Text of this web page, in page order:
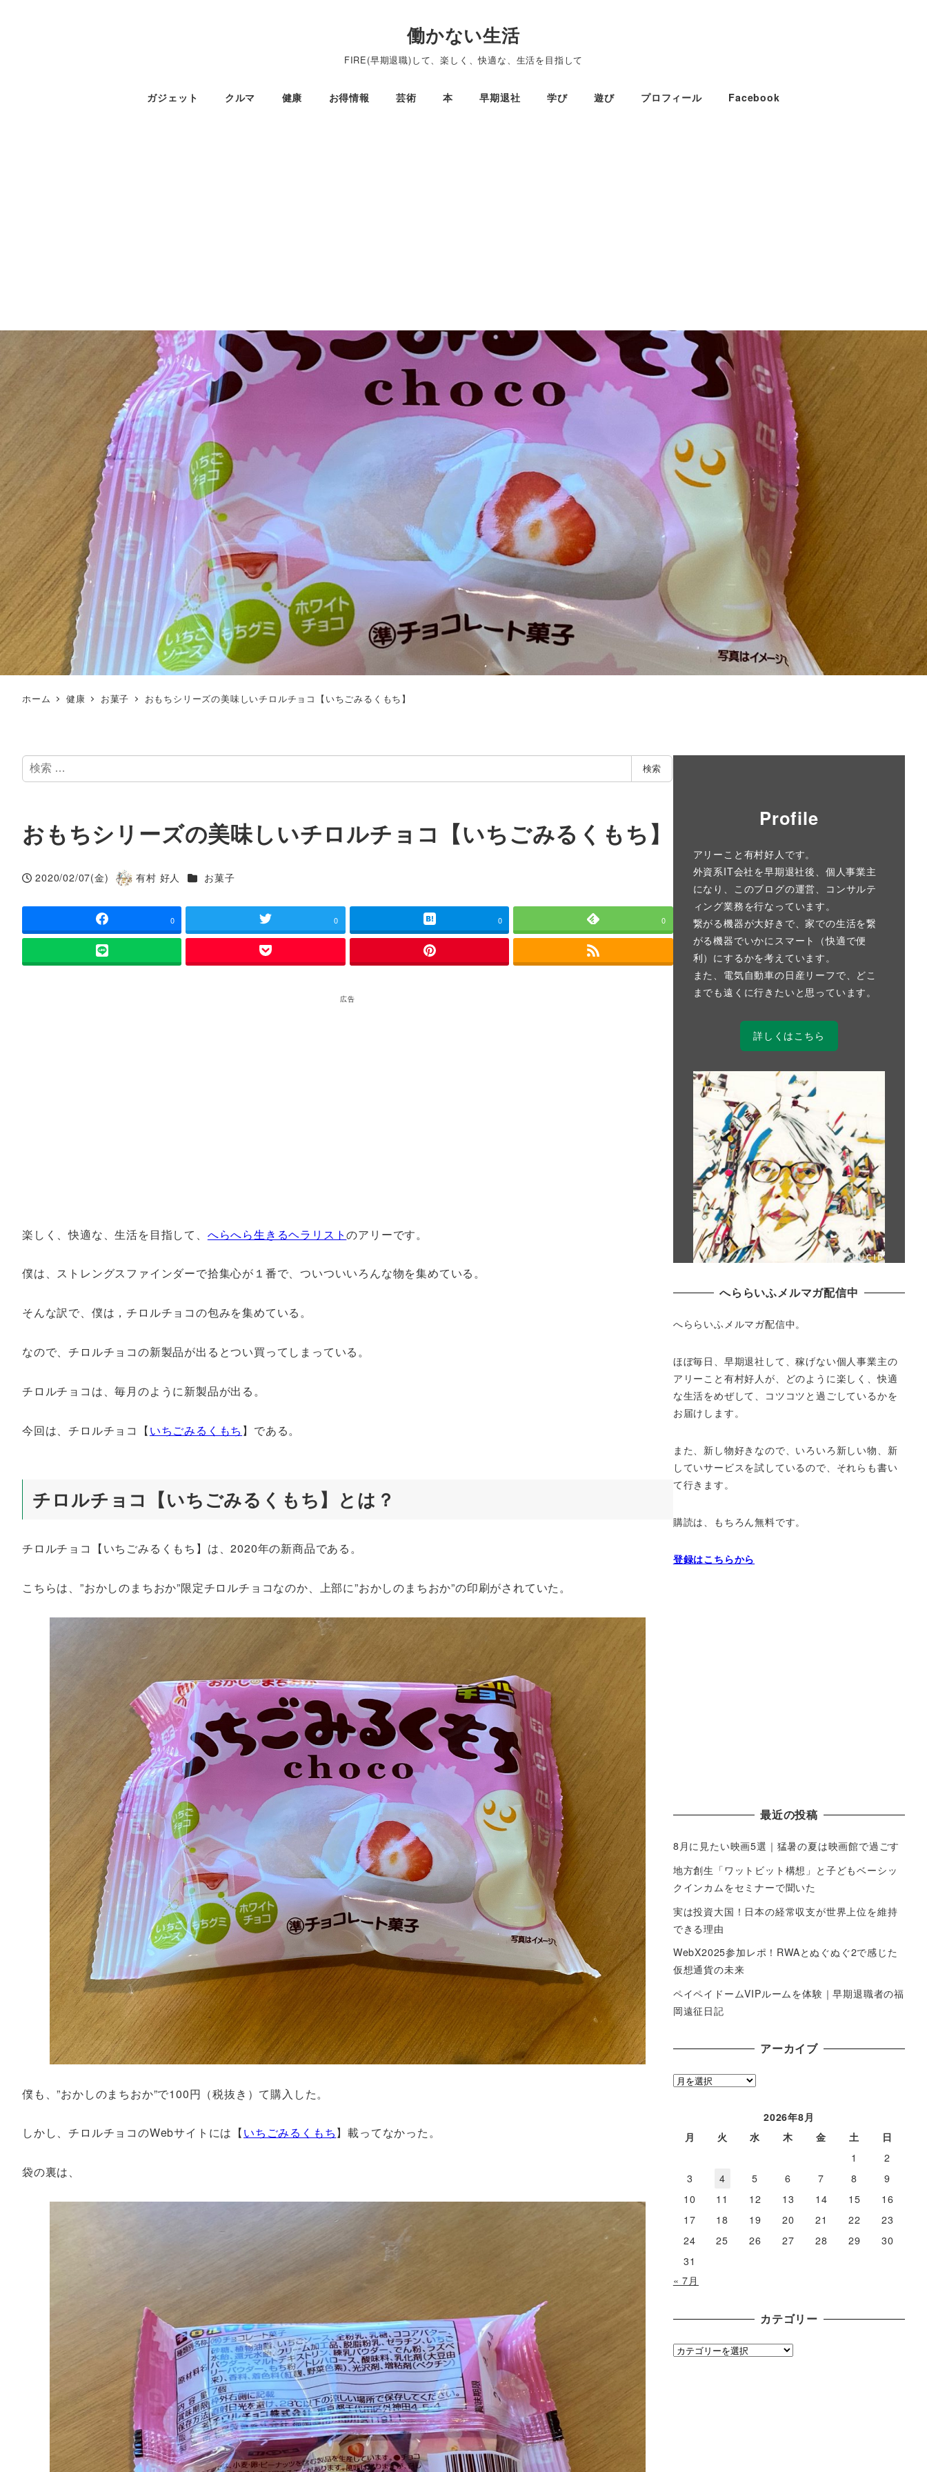
働かない生活
FIRE(早期退職)して、楽しく、快適な、生活を目指して
ガジェット クルマ 健康 お得情報 芸術 本 早期退社 学び 遊び プロフィール Facebook
ホーム 健康 お菓子 おもちシリーズの美味しいチロルチョコ【いちごみるくもち】
検
索
検索
おもちシリーズの美味しいチロルチョコ【いちごみるくもち】
投稿日
2020/02/07(金)
著
有村 好人 カテゴリー
お菓子
0 0 0 0
広告
楽しく、快適な、生活を目指して、 へらへら生きるヘラリストのアリーです。
僕は、ストレングスファインダーで拾集心が１番で、ついついいろんな物を集めている。
そんな訳で、僕は，チロルチョコの包みを集めている。
なので、チロルチョコの新製品が出るとつい買ってしまっている。
チロルチョコは、毎月のように新製品が出る。
今回は、チロルチョコ【いちごみるくもち 】である。
チロルチョコ【いちごみるくもち】とは？
チロルチョコ【いちごみるくもち】は、2020年の新商品である。
こちらは、”おかしのまちおか”限定チロルチョコなのか、上部に”おかしのまちおか”の印刷がされていた。
僕も、”おかしのまちおか”で100円（税抜き）て購入した。
しかし、チロルチョコのWebサイトには【いちごみるくもち】載ってなかった。
袋の裏は、
Profile
アリーこと有村好人です。
外資系IT会社を早期退社後、個人事業主
になり、このブログの運営、コンサルテ
ィング業務を行なっています。
繋がる機器が大好きで、家での生活を繋
がる機器でいかにスマート（快適で便
利）にするかを考えています。
また、電気自動車の日産リーフで、どこ
までも遠くに行きたいと思っています。
詳しくはこちら
へららいふメルマガ配信中
へららいふメルマガ配信中。
ほぼ毎日、早期退社して、稼げない個人事業主の
アリーこと有村好人が、どのように楽しく、快適
な生活をめぜして、 コツコツと過ごしているかを
お届けします。
また、新し物好きなので、いろいろ新しい物、 新
していサービスを試しているので、それらも書い
て行きます。
購読は、もちろん無料です。
登録はこちらから
最近の投稿
8月に見たい映画5選｜猛暑の夏は映画館で過ごす
地方創生「ワットビット構想」と子どもベーシッ
クインカムをセミナーで聞いた
実は投資大国！日本の経常収支が世界上位を維持
できる理由
WebX2025参加レポ！RWAとぬぐぬぐ2で感じた
仮想通貨の未来
ペイペイドームVIPルームを体験｜早期退職者の福
岡遠征日記
アーカイブ
ア
2026年8月
月
火 水 木 金 土
日
1
2
3
4 5 6 7 8
9
10
11 12 13 14 15
16
17
18 19 20 21 22
23
24
25 26 27 28 29
30
31
« 7月
カテゴリー
カ